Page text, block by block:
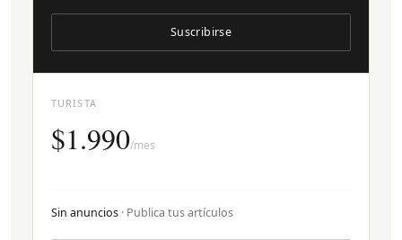
TURISTA
$1.990/mes
Sin anuncios · Publica tus artículos
Suscribirse